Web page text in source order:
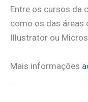
Entre os cursos da
como os das áreas
Illustrator ou
Mais informações